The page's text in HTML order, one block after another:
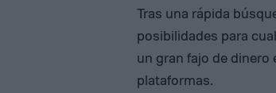
Tras una rápida
posibilidades para
un gran fajo de
plataformas.